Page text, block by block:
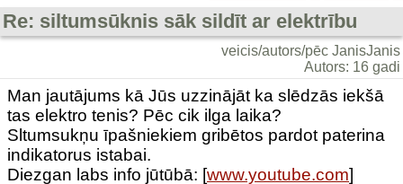
Re: siltumsūknis sāk sildīt ar elektrību
veicis/autors/pēc JanisJanis
Autors: 16 gadi
Man jautājums kā Jūs uzzinājāt ka slēdzās iekšā
tas elektro tenis? Pēc cik ilga laika?
Sltumsukņu īpašniekiem gribētos pardot paterina
indikatorus istabai.
Diezgan labs info jūtūbā: [www.youtube.com]